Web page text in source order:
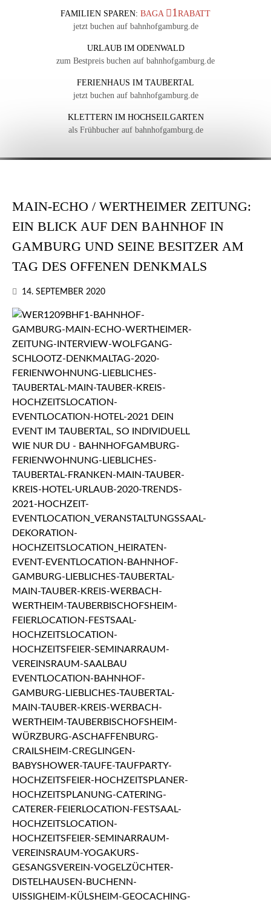
FAMILIEN SPAREN: BAGA 1RABATT
jetzt buchen auf bahnhofgamburg.de
URLAUB IM ODENWALD
zum Bestpreis buchen auf bahnhofgamburg.de
FERIENHAUS IM TAUBERTAL
jetzt buchen auf bahnhofgamburg.de
KLETTERN IM HOCHSEILGARTEN
als Frühbucher auf bahnhofgamburg.de
MAIN-ECHO / WERTHEIMER ZEITUNG:
EIN BLICK AUF DEN BAHNHOF IN
GAMBURG UND SEINE BESITZER AM
TAG DES OFFENEN DENKMALS
14. SEPTEMBER 2020